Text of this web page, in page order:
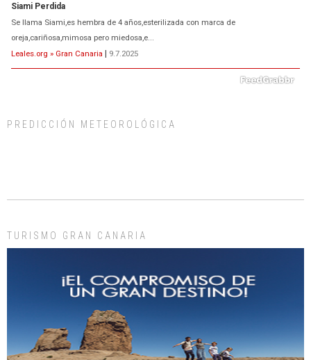
Siami Perdida
Se llama Siami,es hembra de 4 años,esterilizada con marca de
oreja,cariñosa,mimosa pero miedosa,e...
Leales.org » Gran Canaria | 9.7.2025
días, ella incluida...
Gato manso encontrado
Este gato macho ha aparecido en la calle hace menos de un mes, es muy
PREDICCIÓN METEOROLÓGICA
TURISMO GRAN CANARIA